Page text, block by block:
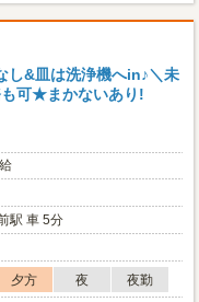
し&皿は洗浄機へin♪＼未
可★まかないあり!
駅 車 5分
夕方 夜
夜勤